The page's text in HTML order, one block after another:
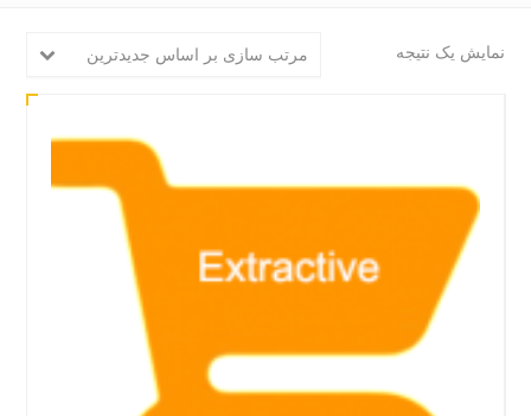
یک نتیجه مرتب سازی بر اساس جدیدترین